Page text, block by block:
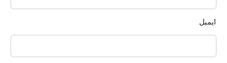
ایمیل